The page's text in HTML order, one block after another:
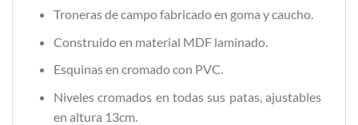
Troneras de campo fabricado en goma y caucho.
Construido en material MDF laminado.
Esquinas en cromado con PVC.
Niveles cromados en todas sus patas, ajustables
en altura 13cm.